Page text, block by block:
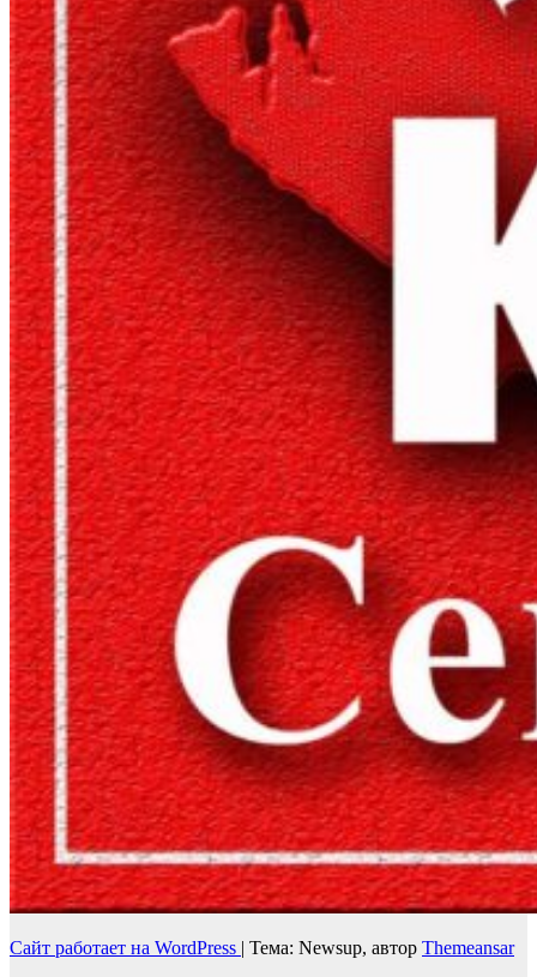
Сайт работает на WordPress | Тема: Newsup, автор Themeansar